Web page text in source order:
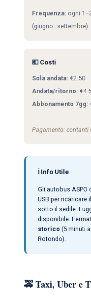
Frequenza: ogni
(giugno–settembre)
💶 Costi
Sola andata: €2.50
Andata/ritorno:
Abbonamento 7gg:
Pagamento: contanti
ℹ️ Info Utile
Gli autobus ASPO
USB per ricaricare
sotto il sedile.
disponibile.
storico (5 minuti
Rotondo).
🚕 Taxi, Uber e